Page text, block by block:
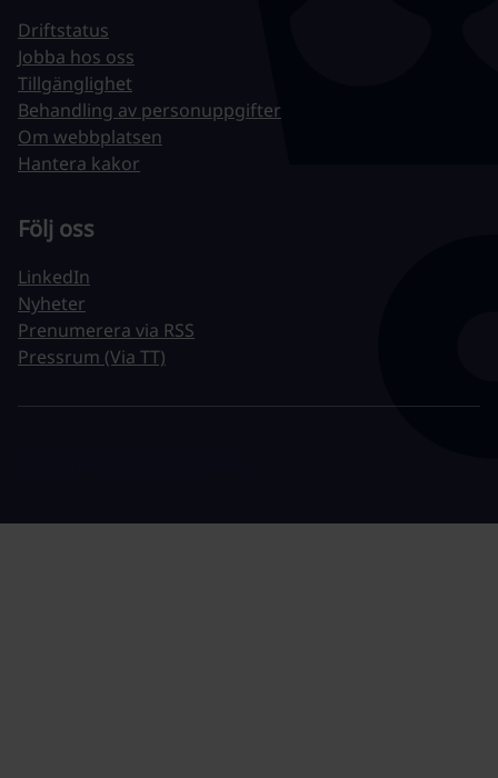
Driftstatus
Jobba hos oss
Tillgänglighet
Behandling av personuppgifter
Om webbplatsen
Hantera kakor
Följ oss
LinkedIn
Nyheter
Prenumerera via RSS
Pressrum (Via TT)